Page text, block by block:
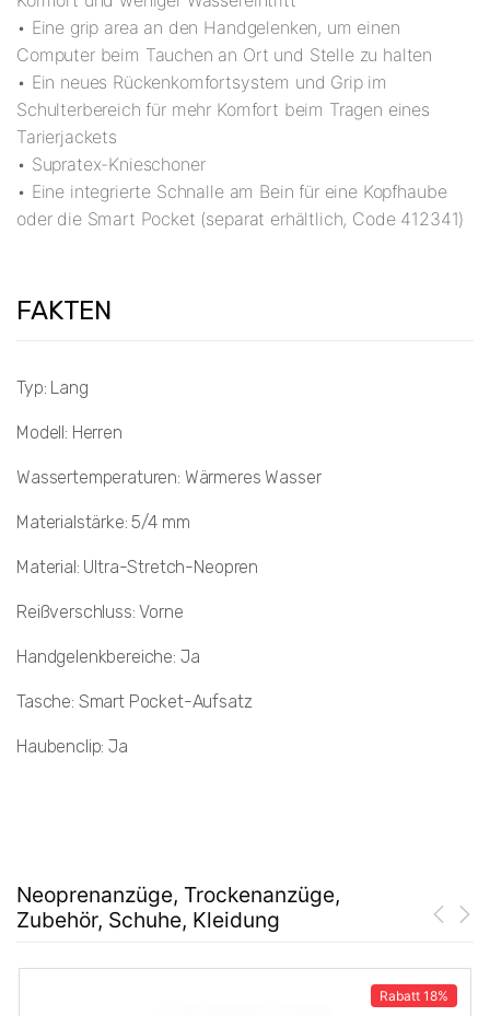
• Eine grip area an den Handgelenken, um einen
Computer beim Tauchen an Ort und Stelle zu halten
• Ein neues Rückenkomfortsystem und Grip im
Schulterbereich für mehr Komfort beim Tragen eines
Tarierjackets
• Supratex-Knieschoner
• Eine integrierte Schnalle am Bein für eine Kopfhaube
oder die Smart Pocket (separat erhältlich, Code 412341)
FAKTEN
Typ: Lang
Modell: Herren
Wassertemperaturen: Wärmeres Wasser
Materialstärke: 5/4 mm
Material: Ultra-Stretch-Neopren
Reißverschluss: Vorne
Handgelenkbereiche: Ja
Tasche: Smart Pocket-Aufsatz
Haubenclip: Ja
Neoprenanzüge, Trockenanzüge,
Zubehör, Schuhe, Kleidung
Rabatt 18%